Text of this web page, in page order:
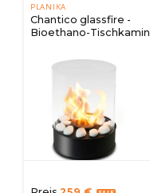
PLANIKA
Chantico glassfire -
Bioethano-Tischkamin